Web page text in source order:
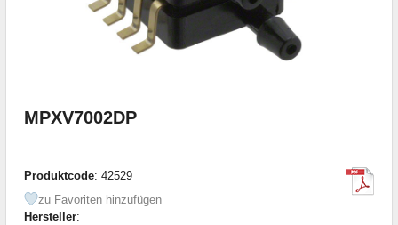
MPXV7002DP
Produktcode: 42529
zu Favoriten hinzufügen
Hersteller: